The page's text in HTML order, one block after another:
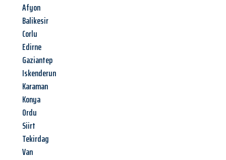
Afyon
Balikesir
Corlu
Edirne
Gaziantep
Iskenderun
Karaman
Konya
Ordu
Siirt
Tekirdag
Van